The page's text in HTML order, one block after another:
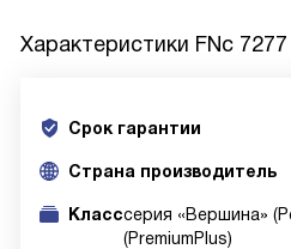
Характеристики FNc 7277
Срок гарантии
Cтрана производитель
Класссерия «Вершина»
(PremiumPlus)